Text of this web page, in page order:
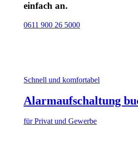
einfach an.
0611 900 26 5000
Schnell und komfortabel
Alarmaufschaltung
für Privat und Gewerbe